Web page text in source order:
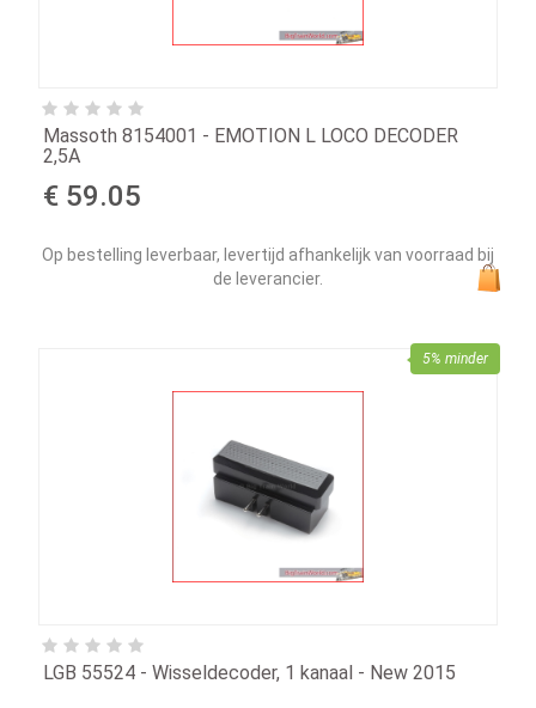
Massoth 8154001 - EMOTION L LOCO DECODER
2,5A
€ 59.05
Op bestelling leverbaar, levertijd afhankelijk van voorraad bij
de leverancier.
LGB 55524 - Wisseldecoder, 1 kanaal - New 2015
5% minder